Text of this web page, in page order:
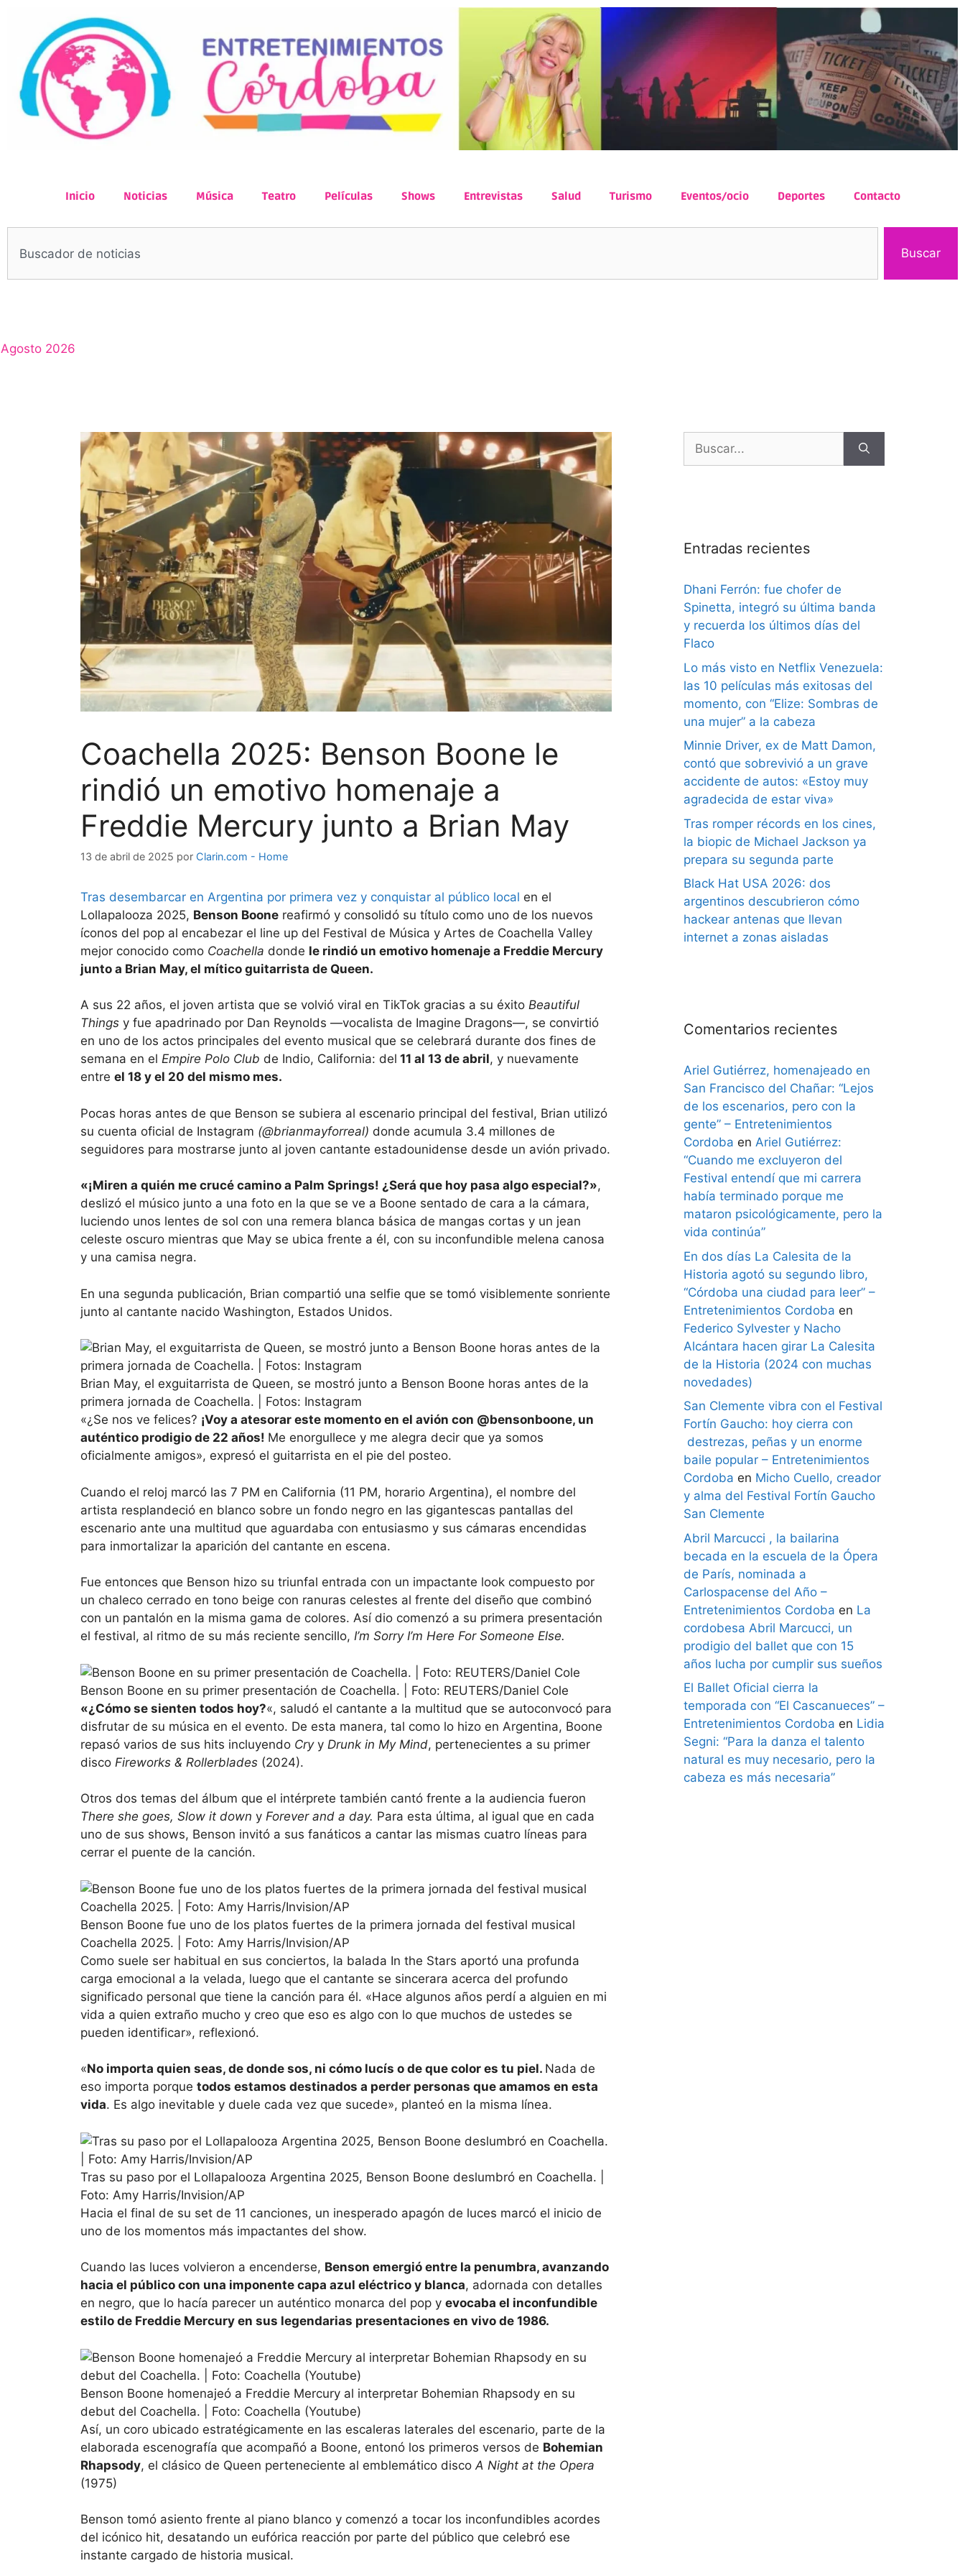
Inicio Noticias Música Teatro Películas Shows Entrevistas Salud Turismo Eventos/ocio Deportes Contacto
Buscar
Agosto 2026
Coachella 2025: Benson Boone le
rindió un emotivo homenaje a
Freddie Mercury junto a Brian May
13 de abril de 2025 por Clarin.com - Home
Tras desembarcar en Argentina por primera vez y conquistar al público local en el
Lollapalooza 2025, Benson Boone reafirmó y consolidó su título como uno de los nuevos
íconos del pop al encabezar el line up del Festival de Música y Artes de Coachella Valley
mejor conocido como Coachella donde le rindió un emotivo homenaje a Freddie Mercury
junto a Brian May, el mítico guitarrista de Queen.
A sus 22 años, el joven artista que se volvió viral en TikTok gracias a su éxito Beautiful
Things y fue apadrinado por Dan Reynolds —vocalista de Imagine Dragons—, se convirtió
en uno de los actos principales del evento musical que se celebrará durante dos fines de
semana en el Empire Polo Club de Indio, California: del 11 al 13 de abril, y nuevamente
entre el 18 y el 20 del mismo mes.
Pocas horas antes de que Benson se subiera al escenario principal del festival, Brian utilizó
su cuenta oficial de Instagram (@brianmayforreal) donde acumula 3.4 millones de
seguidores para mostrarse junto al joven cantante estadounidense desde un avión privado.
«¡Miren a quién me crucé camino a Palm Springs! ¿Será que hoy pasa algo especial?»,
deslizó el músico junto a una foto en la que se ve a Boone sentado de cara a la cámara,
luciendo unos lentes de sol con una remera blanca básica de mangas cortas y un jean
celeste oscuro mientras que May se ubica frente a él, con su inconfundible melena canosa
y una camisa negra.
En una segunda publicación, Brian compartió una selfie que se tomó visiblemente sonriente
junto al cantante nacido Washington, Estados Unidos.
Brian May, el exguitarrista de Queen, se mostró junto a Benson Boone horas antes de la
primera jornada de Coachella. | Fotos: Instagram
«¿Se nos ve felices? ¡Voy a atesorar este momento en el avión con @bensonboone, un
auténtico prodigio de 22 años! Me enorgullece y me alegra decir que ya somos
oficialmente amigos», expresó el guitarrista en el pie del posteo.
Cuando el reloj marcó las 7 PM en California (11 PM, horario Argentina), el nombre del
artista resplandeció en blanco sobre un fondo negro en las gigantescas pantallas del
escenario ante una multitud que aguardaba con entusiasmo y sus cámaras encendidas
para inmortalizar la aparición del cantante en escena.
Fue entonces que Benson hizo su triunfal entrada con un impactante look compuesto por
un chaleco cerrado en tono beige con ranuras celestes al frente del diseño que combinó
con un pantalón en la misma gama de colores. Así dio comenzó a su primera presentación
el festival, al ritmo de su más reciente sencillo, I’m Sorry I’m Here For Someone Else.
Benson Boone en su primer presentación de Coachella. | Foto: REUTERS/Daniel Cole
«¿Cómo se sienten todos hoy?«, saludó el cantante a la multitud que se autoconvocó para
disfrutar de su música en el evento. De esta manera, tal como lo hizo en Argentina, Boone
repasó varios de sus hits incluyendo Cryy Drunk in My Mind, pertenecientes a su primer
disco Fireworks & Rollerblades (2024).
Otros dos temas del álbum que el intérprete también cantó frente a la audiencia fueron
There she goes, Slow it down y Forever and a day. Para esta última, al igual que en cada
uno de sus shows, Benson invitó a sus fanáticos a cantar las mismas cuatro líneas para
cerrar el puente de la canción.
Benson Boone fue uno de los platos fuertes de la primera jornada del festival musical
Coachella 2025. | Foto: Amy Harris/Invision/AP
Como suele ser habitual en sus conciertos, la balada In the Stars aportó una profunda
carga emocional a la velada, luego que el cantante se sincerara acerca del profundo
significado personal que tiene la canción para él. «Hace algunos años perdí a alguien en mi
vida a quien extraño mucho y creo que eso es algo con lo que muchos de ustedes se
pueden identificar», reflexionó.
«No importa quien seas, de donde sos, ni cómo lucís o de que color es tu piel. Nada de
eso importa porque todos estamos destinados a perder personas que amamos en esta
vida. Es algo inevitable y duele cada vez que sucede», planteó en la misma línea.
Tras su paso por el Lollapalooza Argentina 2025, Benson Boone deslumbró en Coachella. |
Foto: Amy Harris/Invision/AP
Hacia el final de su set de 11 canciones, un inesperado apagón de luces marcó el inicio de
uno de los momentos más impactantes del show.
Cuando las luces volvieron a encenderse, Benson emergió entre la penumbra, avanzando
hacia el público con una imponente capa azul eléctrico y blanca, adornada con detalles
en negro, que lo hacía parecer un auténtico monarca del pop y evocaba el inconfundible
estilo de Freddie Mercury en sus legendarias presentaciones en vivo de 1986.
Benson Boone homenajeó a Freddie Mercury al interpretar Bohemian Rhapsody en su
debut del Coachella. | Foto: Coachella (Youtube)
Así, un coro ubicado estratégicamente en las escaleras laterales del escenario, parte de la
elaborada escenografía que acompañó a Boone, entonó los primeros versos de Bohemian
Rhapsody, el clásico de Queen perteneciente al emblemático disco A Night at the Opera
(1975)
Benson tomó asiento frente al piano blanco y comenzó a tocar los inconfundibles acordes
del icónico hit, desatando un eufórica reacción por parte del público que celebró ese
instante cargado de historia musical.
Entradas recientes
Dhani Ferrón: fue chofer de
Spinetta, integró su última banda
y recuerda los últimos días del
Flaco
Lo más visto en Netflix Venezuela:
las 10 películas más exitosas del
momento, con “Elize: Sombras de
una mujer” a la cabeza
Minnie Driver, ex de Matt Damon,
contó que sobrevivió a un grave
accidente de autos: «Estoy muy
agradecida de estar viva»
Tras romper récords en los cines,
la biopic de Michael Jackson ya
prepara su segunda parte
Black Hat USA 2026: dos
argentinos descubrieron cómo
hackear antenas que llevan
internet a zonas aisladas
Comentarios recientes
Ariel Gutiérrez, homenajeado en
San Francisco del Chañar: “Lejos
de los escenarios, pero con la
gente” – Entretenimientos
Cordoba en Ariel Gutiérrez:
“Cuando me excluyeron del
Festival entendí que mi carrera
había terminado porque me
mataron psicológicamente, pero la
vida continúa”
En dos días La Calesita de la
Historia agotó su segundo libro,
“Córdoba una ciudad para leer” –
Entretenimientos Cordoba en
Federico Sylvester y Nacho
Alcántara hacen girar La Calesita
de la Historia (2024 con muchas
novedades)
San Clemente vibra con el Festival
Fortín Gaucho: hoy cierra con
destrezas, peñas y un enorme
baile popular – Entretenimientos
Cordoba en Micho Cuello, creador
y alma del Festival Fortín Gaucho
San Clemente
Abril Marcucci , la bailarina
becada en la escuela de la Ópera
de París, nominada a
Carlospacense del Año –
Entretenimientos Cordoba en La
cordobesa Abril Marcucci, un
prodigio del ballet que con 15
años lucha por cumplir sus sueños
El Ballet Oficial cierra la
temporada con “El Cascanueces” –
Entretenimientos Cordoba en Lidia
Segni: “Para la danza el talento
natural es muy necesario, pero la
cabeza es más necesaria”